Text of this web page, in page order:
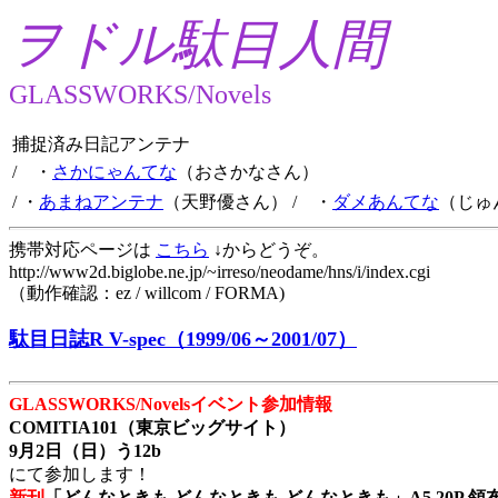
ヲドル駄目人間
GLASSWORKS/Novels
捕捉済み日記アンテナ
/ ・ さかにゃんてな （おさかなさん）
/ ・ あまねアンテナ （天野優さん） / ・ ダメあんてな （じ
携帯対応ページは こちら ↓からどうぞ。
http://www2d.biglobe.ne.jp/~irreso/neodame/hns/i/index.cgi
（動作確認：ez / willcom / FORMA)
駄目日誌R V-spec（1999/06～2001/07）
GLASSWORKS/Novelsイベント参加情報
COMITIA101（東京ビッグサイト）
9月2日（日）う12b
にて参加します！